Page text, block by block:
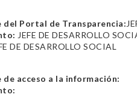
del Portal de Transparencia:
JEFE DE DESARROLLO
DE DESARROLLO SOCIAL
de acceso a la información: